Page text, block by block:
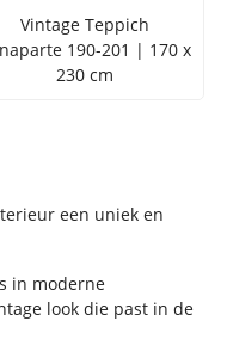
Vintage Teppich
190-201 | 170 x
230 cm
een uniek en
in moderne
look die past in de